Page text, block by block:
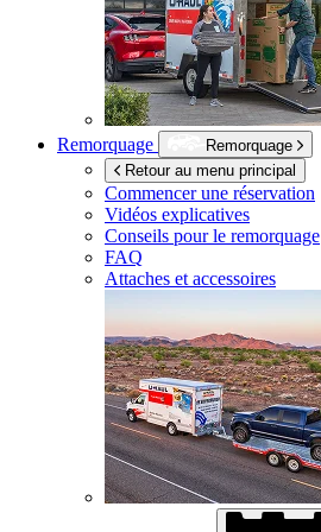
Remorquage
Remorquage
Retour au menu principal
Commencer une réservation
Vidéos explicatives
Conseils pour le remorquage
FAQ
Attaches et accessoires